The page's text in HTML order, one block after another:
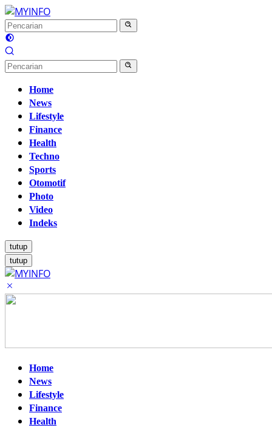
Langsung
ke
konten
Home
News
Lifestyle
Finance
Health
Techno
Sports
Otomotif
Photo
Video
Indeks
tutup
tutup
Home
News
Lifestyle
Finance
Health